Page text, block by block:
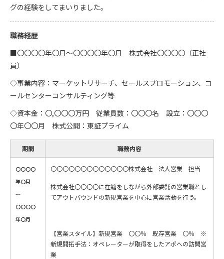
グの経験をしてまいりました。
職務経歴
■〇〇〇〇年〇月～〇〇〇〇年〇月 株式会社〇〇〇〇（正社
員）
◇事業内容：マーケットリサーチ、セールスプロモーション、コ
ールセンターコンサルティング等
◇資本金：〇,〇〇〇万円 従業員数：〇〇〇名 設立：〇〇〇
〇年〇〇月 株式公開：東証プライム
期間 職務内容
〇〇〇〇
年〇月
～
〇〇〇〇
年〇月
〇〇〇〇〇〇〇〇〇〇〇〇〇株式会社 法人営業 担当
株式会社〇〇〇〇に在籍をしながら外部委託の営業職とし
てアウトバウンドの新規営業を中心に営業活動を行う。
【営業スタイル】新規営業 〇〇％ 既存営業 〇％ ※
新規開拓手法：オペレーターが取得をしたアポへの訪問営
業